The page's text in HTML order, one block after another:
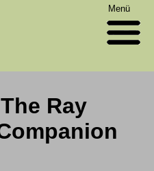
Menü
Ray